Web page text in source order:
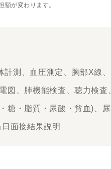
が変わります。
計測、血圧測定、胸部X線
図、肺機能検査、聴力検
糖・脂質・尿酸・貧血)、
面接結果説明